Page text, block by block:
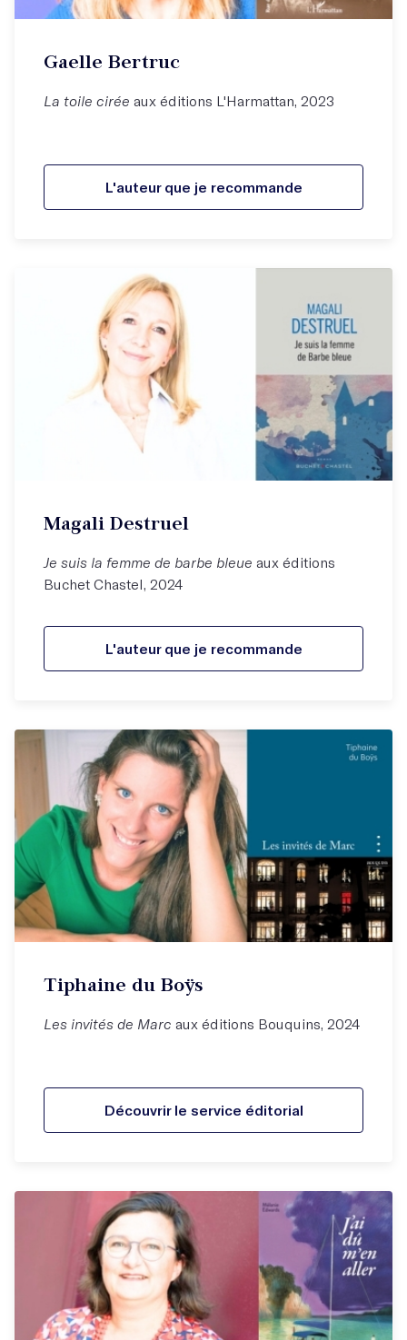
Gaelle Bertruc
La toile cirée aux éditions L'Harmattan, 2023
L'auteur que je recommande
Magali Destruel
Je suis la femme de barbe bleue aux éditions
Buchet Chastel, 2024
L'auteur que je recommande
Tiphaine du Boÿs
Les invités de Marc aux éditions Bouquins, 2024
Découvrir le service éditorial